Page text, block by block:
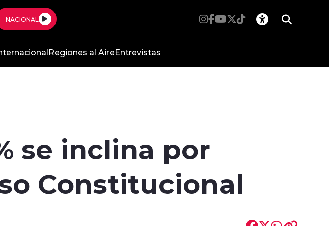
NACIONAL
Regiones al AireEntrevistas
se inclina por
Constitucional